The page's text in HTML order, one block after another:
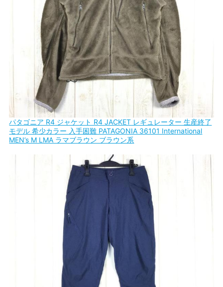
パタゴニア R4 ジャケット R4 JACKET レギュレーター 生産終了
モデル 希少カラー 入手困難 PATAGONIA 36101 International
MEN’s M LMA ラマブラウン ブラウン系